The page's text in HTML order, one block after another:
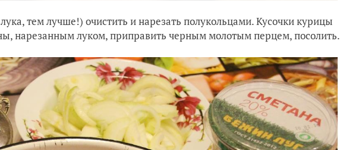
тем лучше!) очистить и нарезать полукольцами. Кусочки курицы
нарезанным луком, приправить черным молотым перцем, посолить.